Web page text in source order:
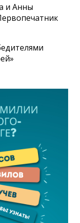
и Анны